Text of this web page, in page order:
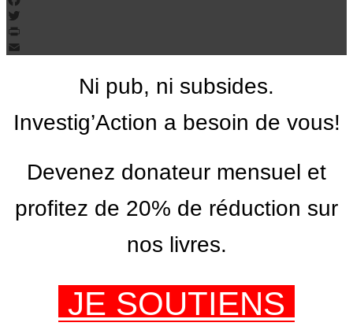
Facebook
Twitter
PrintFriendly
Ni pub, ni subsides.
Investig’Action a besoin de vous!
Devenez donateur mensuel et
profitez de 20% de réduction sur
nos livres.
JE SOUTIENS